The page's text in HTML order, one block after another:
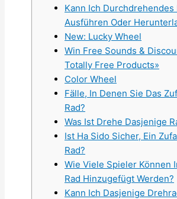
Kann Ich Durchdrehendes
Ausführen Oder
New: Lucky Wheel
Win Free Sounds &
Totally Free Products»
Color Wheel
Fälle, In Denen Sie Das
Rad?
Was Ist Drehe Dasjenige
Ist Ha Sido Sicher, Ein
Rad?
Wie Viele Spieler Können
Rad Hinzugefügt Werden?
Kann Ich Dasjenige